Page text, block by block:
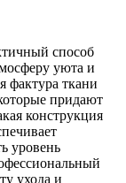
способ
уюта и
фактура ткани
придают
конструкция
уровень
ухода и